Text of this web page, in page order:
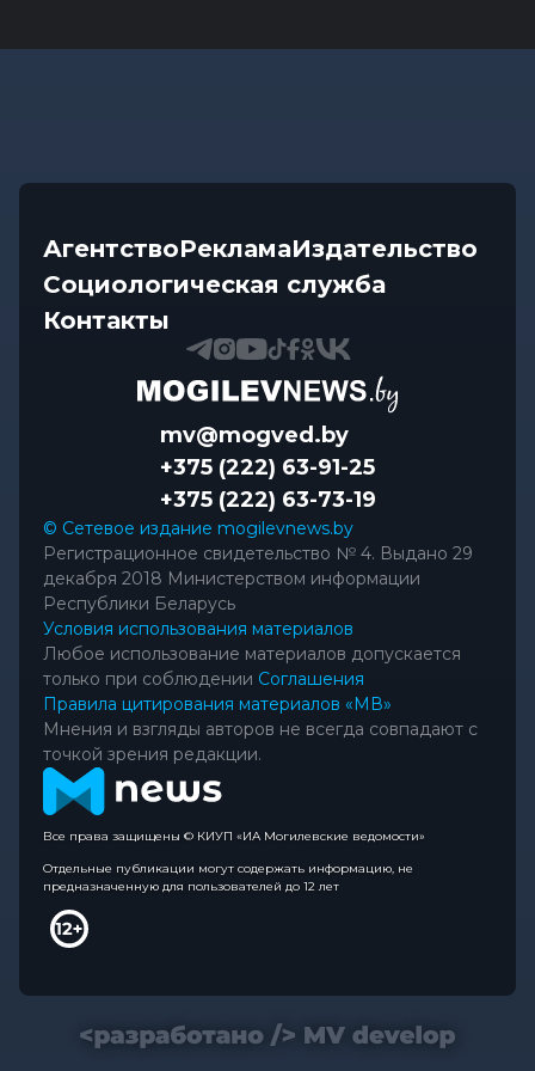
АгентствоРекламаИздательство
Социологическая служба
Контакты
mv@mogved.by
+375 (222) 63-91-25
+375 (222) 63-73-19
© Сетевое издание mogilevnews.by
Регистрационное свидетельство № 4. Выдано 29
декабря 2018 Министерством информации
Республики Беларусь
Условия использования материалов
Любое использование материалов допускается
только при соблюдении Соглашения
Правила цитирования материалов «МВ»
Мнения и взгляды авторов не всегда совпадают с
точкой зрения редакции.
Все права защищены © КИУП «ИА Могилевские ведомости»
Отдельные публикации могут содержать информацию, не
предназначенную для пользователей до 12 лет